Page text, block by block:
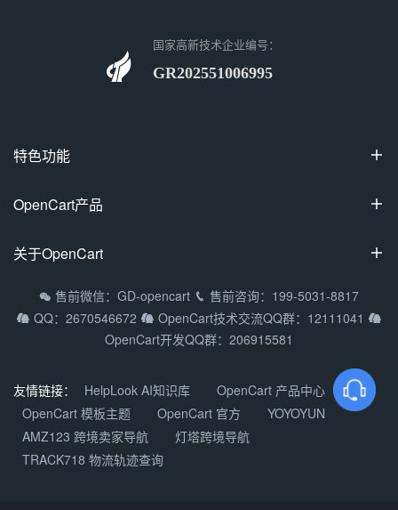
国家高新技术企业编号：
GR202551006995
特色功能 
100%开源
多商家入驻
拼团/砍价/秒杀
支持9种主流语种
OpenCart产品 
OpenCart国际专业版
OpenCart多商家系统
OpenCart移动APP
OpenCart微信小程序
关于OpenCart 
OpenCart教程
常见问题
关于我们
加入我们
产品更新动态
 售前微信：GD-opencart  售前咨询：199-5031-8817
 QQ：2670546672  OpenCart技术交流QQ群：12111041 
OpenCart开发QQ群：206915581
友情链接： HelpLook AI知识库
OpenCart 产品中心
OpenCart 模板主题
OpenCart 官方
YOYOYUN
AMZ123 跨境卖家导航
灯塔跨境导航
TRACK718 物流轨迹查询